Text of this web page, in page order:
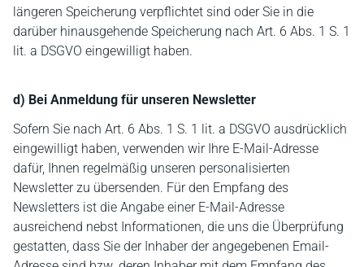
längeren Speicherung verpflichtet sind oder Sie in die
darüber hinausgehende Speicherung nach Art. 6 Abs. 1 S. 1
lit. a DSGVO eingewilligt haben.
d) Bei Anmeldung für unseren Newsletter
Sofern Sie nach Art. 6 Abs. 1 S. 1 lit. a DSGVO ausdrücklich
eingewilligt haben, verwenden wir Ihre E-Mail-Adresse
dafür, Ihnen regelmäßig unseren personalisierten
Newsletter zu übersenden. Für den Empfang des
Newsletters ist die Angabe einer E-Mail-Adresse
ausreichend nebst Informationen, die uns die Überprüfung
gestatten, dass Sie der Inhaber der angegebenen Email-